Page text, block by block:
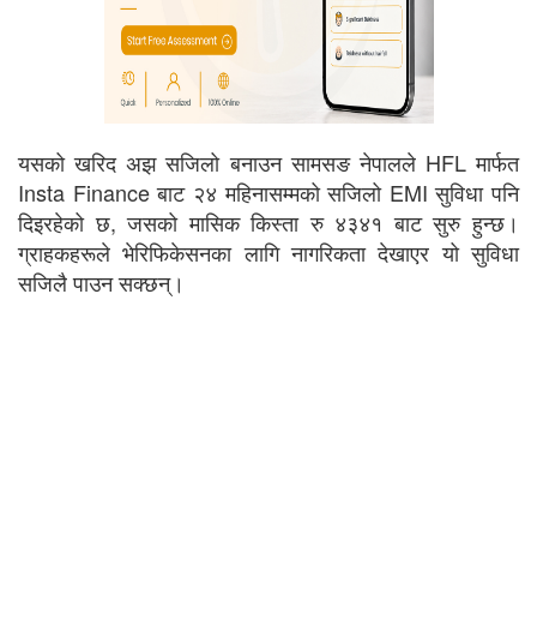
यसको खरिद अझ सजिलो बनाउन सामसङ नेपालले HFL मार्फत
Insta Finance बाट २४ महिनासम्मको सजिलो EMI सुविधा पनि
दिइरहेको छ, जसको मासिक किस्ता रु ४३४१ बाट सुरु हुन्छ।
ग्राहकहरूले भेरिफिकेसनका लागि नागरिकता देखाएर यो सुविधा
सजिलै पाउन सक्छन्।